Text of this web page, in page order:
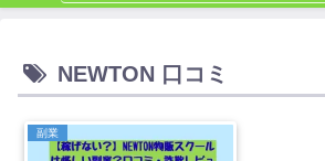
NEWTON 口コミ
副業